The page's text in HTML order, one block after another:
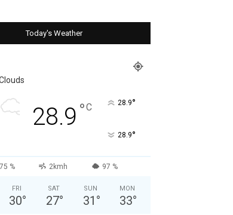
Today's Weather
28.9 °C 28.9°
28.9°
75 % 2kmh 97 %
FRI
30°
SAT
27°
SUN
31 °
MON
33°